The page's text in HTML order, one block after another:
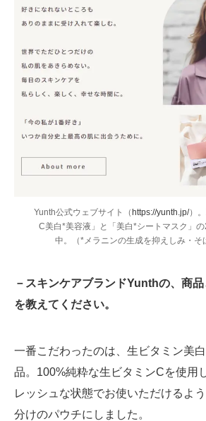
Yunth公式ウェブサイト（ https://yunth.jp/）
C美白*美容液」と「美白*シートマスク」
中。（*メラニンの生成を抑えしみ・そ
－スキンケアブランドYunthの、商
を教えてください。
一番こだわったのは、生ビタミン美
品。100%純粋な生ビタミンCを使用
レッシュな状態でお使いただけるよ
分けのパウチにしました。